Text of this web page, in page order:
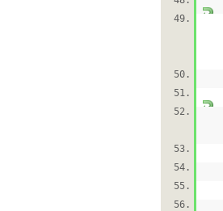
49.
50.
51.
52.
53.
54.
55.
56.